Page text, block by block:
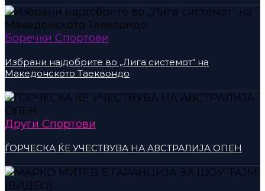
Боречки Спортови
Избрани најдобрите во „Лига системот“ на
Македонското Таеквондо
Други Спортови
ЃОРЧЕСКА ЌЕ УЧЕСТВУВА НА АВСТРАЛИЈА ОПЕН